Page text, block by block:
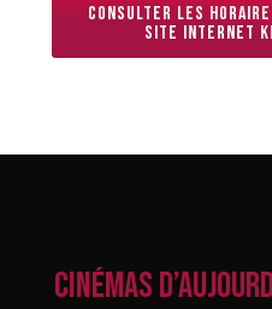
Consulter les
site internet
CINÉMAS